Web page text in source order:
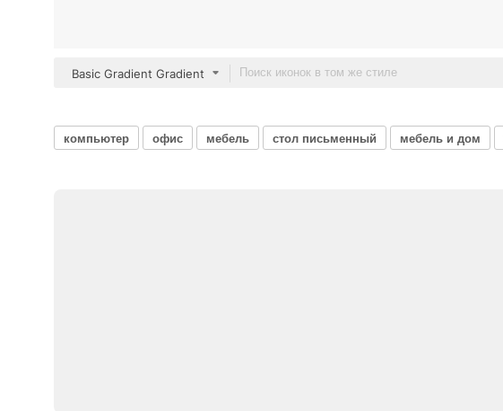
Basic Gradient Gradient
компьютер офис мебель стол письменный мебель и дом